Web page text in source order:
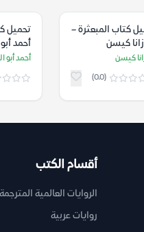
كتاب المبعثرة –
كيسن
كيسن
(0.0)
تحميل
أحمد
أحمد أبو
أقسام الكتب
الروايات العالمية المترجمة
روايات عربية